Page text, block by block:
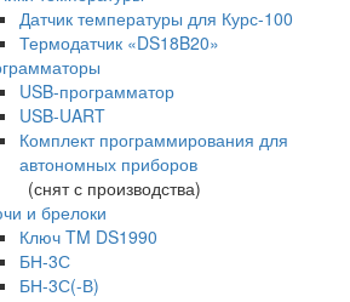
Датчик температуры для Курс-100
Термодатчик «DS18B20»
USB-программатор
USB-UART
Комплект программирования для
автономных приборов
(снят с производства)
и брелоки
Ключ TM DS1990
БН-3С
БН-3С(-В)